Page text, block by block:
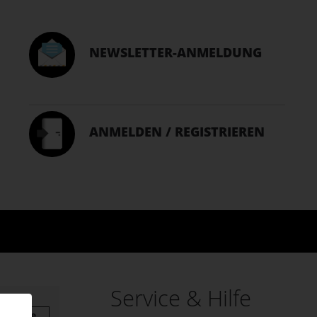
NEWSLETTER-ANMELDUNG
ANMELDEN / REGISTRIEREN
Service & Hilfe